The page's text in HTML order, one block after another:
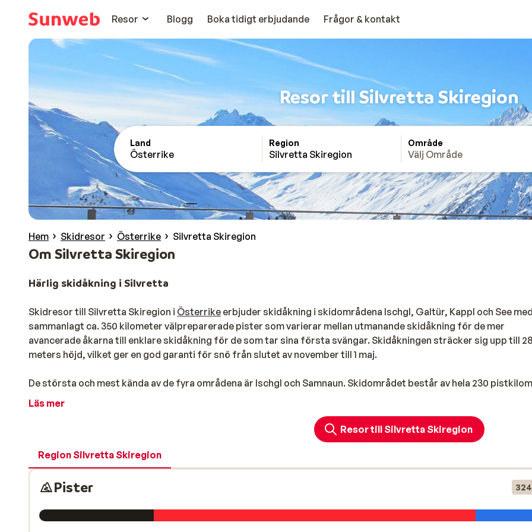
Resor
Blogg Boka tidigt erbjudande Frågor & kontakt
Resor till Silvretta Skiregion
Land
Österrike
Region
Silvretta Skiregion
Område
Välj Område
Hem Skidresor Österrike Silvretta Skiregion
Om Silvretta Skiregion
Härlig skidåkning i Silvretta
Skidresor till Silvretta Skiregion i Österrike erbjuder skidåkning i skidområdena Ischgl, Galtür, Kappl och See med
sammanlagt ca. 350 kilometer välpreparerade pister som varierar mellan utmanande skidåkning för de mer
avancerade åkarna till enklare skidåkning för de som tar sina första svängar. Skidåkningen sträcker sig upp till
meters höjd, vilket ger en god garanti för snö från slutet av november till 1 maj.
De största och mest kända av de fyra områdena är Ischgl och Samnaun. Skidområdet består av hela 230
och sträcker sig från Ischgl i Österrike till Samnaun i
skid- och snowboardåkare. Här kan du utforska parkens halfpipe, rails och hopp. Det finns också ett hopp följt av
stor luftkudde, så att även nybörjare kan prova på. Silvretta regionen erbjuder mer än 48 km
bästa spåren ligger mellan Ischgl och Galtür.
Det finns två olika typer av liftkort i Silvretta skidområdet. Ett som täcker hela området 350 km pist och ett
Skidorter för alla typer av skidresor
Läs mer
Resor till Silvretta Skiregion
Region Silvretta Skiregion
Pister